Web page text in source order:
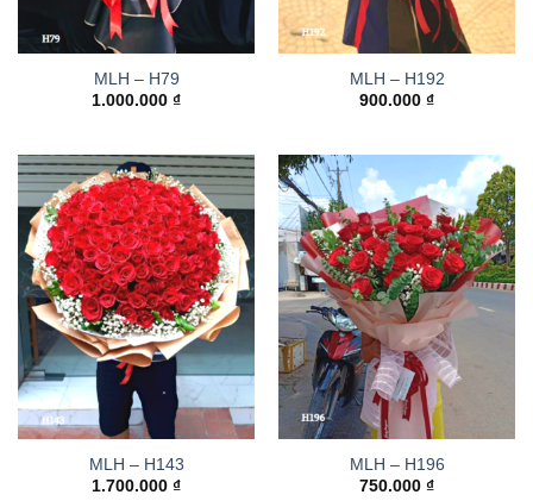
MLH – H79
1.000.000 ₫
MLH – H192
900.000 ₫
MLH – H143
1.700.000 ₫
MLH – H196
750.000 ₫